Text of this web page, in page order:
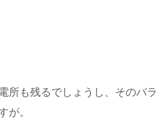
所も残るでしょうし、そのバラ
が。